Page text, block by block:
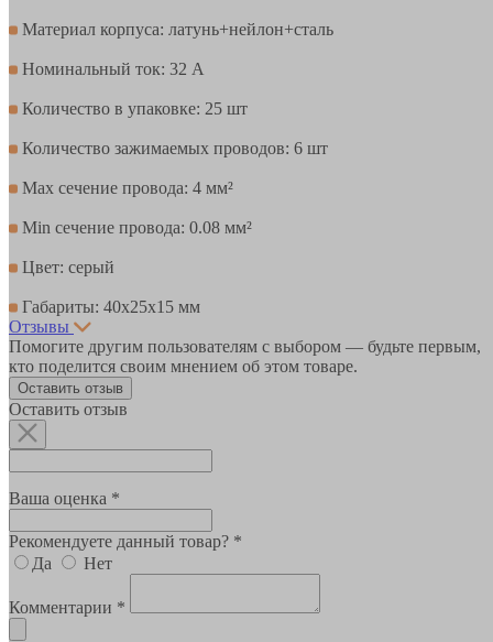
Материал корпуса: латунь+нейлон+сталь
Номинальный ток: 32 А
Количество в упаковке: 25 шт
Количество зажимаемых проводов: 6 шт
Max сечение провода: 4 мм²
Min сечение провода: 0.08 мм²
Цвет: серый
Габариты: 40х25х15 мм
Отзывы
Помогите другим пользователям с выбором — будьте первым,
кто поделится своим мнением об этом товаре.
Оставить отзыв
Оставить отзыв
Ваша оценка *
Рекомендуете данный товар? *
Да
Нет
Комментарии *